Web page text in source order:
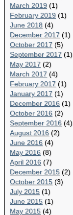
March 2019 (1)
February 2019 (1)
June 2018 (4)
December 2017 (1)
October 2017 (5)
September 2017 (1)
May 2017 (2)
March 2017 (4)
February 2017 (1)
January 2017 (1)
December 2016 (1)
October 2016 (2)
September 2016 (4)
August 2016 (2)
June 2016 (4)
May 2016 (8)
April 2016 (7)
December 2015 (2)
October 2015 (3)
July 2015 (1)
June 2015 (1)
May 2015 (4)